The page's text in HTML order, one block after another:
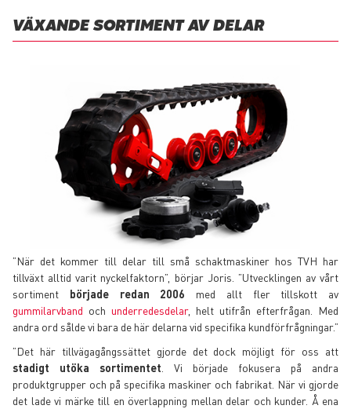
VÄXANDE SORTIMENT AV DELAR
”När det kommer till delar till små schaktmaskiner hos TVH har
tillväxt alltid varit nyckelfaktorn”, börjar Joris. ”Utvecklingen av vårt
sortiment började redan 2006 med allt fler tillskott av
gummilarvband och underredesdelar, helt utifrån efterfrågan. Med
andra ord sålde vi bara de här delarna vid specifika kundförfrågningar.”
”Det här tillvägagångssättet gjorde det dock möjligt för oss att
stadigt utöka sortimentet . Vi började fokusera på andra
produktgrupper och på specifika maskiner och fabrikat. När vi gjorde
det lade vi märke till en överlappning mellan delar och kunder. Å ena